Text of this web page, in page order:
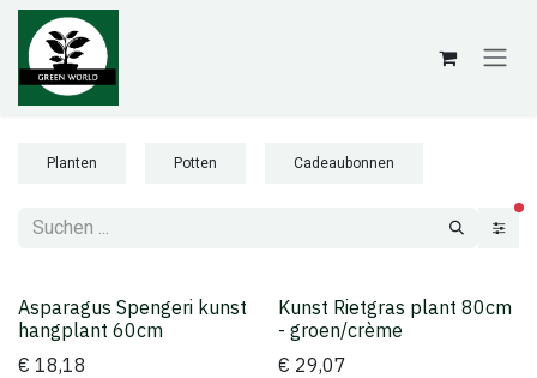
Zum Inhalt springen
Planten Potten Cadeaubonnen
Asparagus Spengeri kunst
hangplant 60cm
€ 18,18
Topper
Kunst Rietgras plant 80cm
- groen/crème
€ 29,07